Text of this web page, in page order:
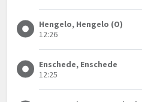
Hengelo, Hengelo (O)
12:26
Enschede, Enschede
12:25